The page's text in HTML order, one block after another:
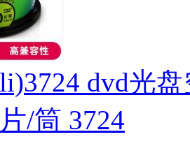
dvd光
/筒 3724